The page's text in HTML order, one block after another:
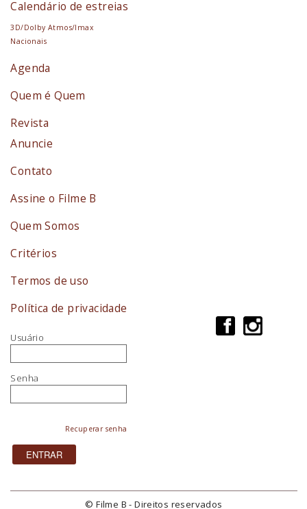
Calendário de estreias
3D/Dolby Atmos/Imax
Nacionais
Agenda
Quem é Quem
Revista
Anuncie
Contato
Assine o Filme B
Quem Somos
Critérios
Termos de uso
Política de privacidade
Usuário
Senha
Recuperar senha
© Filme B - Direitos reservados